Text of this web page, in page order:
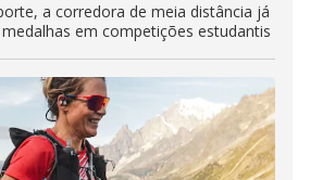
a corredora de meia distância já
em competições estudantis